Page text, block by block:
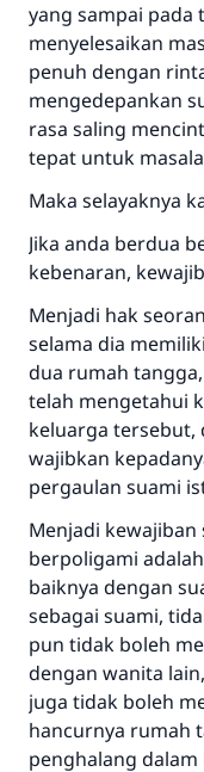
yang sampai
menyelesaikan
penuh dengan
mengedepankan
rasa saling
tepat untuk
Maka selayaknya
Jika anda berdua
kebenaran,
Menjadi hak
selama dia
dua rumah
telah mengetahui
keluarga tersebut,
wajibkan
pergaulan suami
Menjadi
berpoligami
baiknya dengan
sebagai suami,
pun tidak boleh
dengan wanita
juga tidak boleh
hancurnya rumah
penghalang
Bantu kami
"Siapa yang
meka dia
sama